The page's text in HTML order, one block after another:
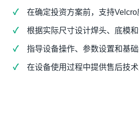
在确定投资方案前，支持Velcro
根据实际尺寸设计焊头、底模和
指导设备操作、参数设置和基础
在设备使用过程中提供售后技术